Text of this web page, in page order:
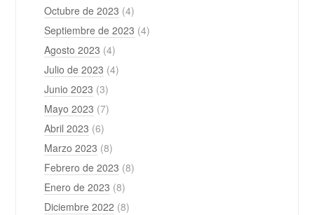
Octubre de 2023 (4)
Septiembre de 2023 (4)
Agosto 2023 (4)
Julio de 2023 (4)
Junio 2023 (3)
Mayo 2023 (7)
Abril 2023 (6)
Marzo 2023 (8)
Febrero de 2023 (8)
Enero de 2023 (8)
Diciembre 2022 (8)